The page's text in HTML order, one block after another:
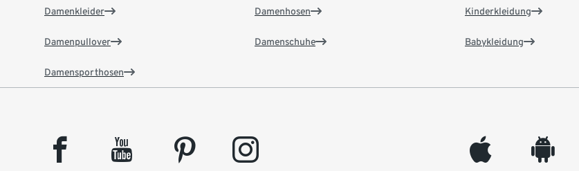
Damenkleider
Damenpullover
Damensporthosen
Damenhosen
Damenschuhe
Kinderkleidung
Babykleidung
facebook youtube pinterest instagram appleinc android